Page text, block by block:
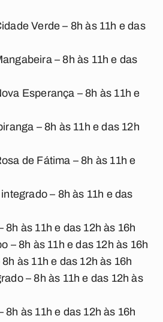
Verde – 8h às 11h e das
– 8h às 11h e das
Esperança – 8h às 11h e
– 8h às 11h e das 12h
de Fátima – 8h às 11h e
– 8h às 11h e das
8h às 11h e das 12h às 16h
– 8h às 11h e das 12h às 16h
às 11h e das 12h às 16h
– 8h às 11h e das 12h às
8h às 11h e das 12h às 16h